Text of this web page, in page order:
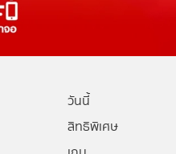
วันนี้
สิทธิพิเศษ